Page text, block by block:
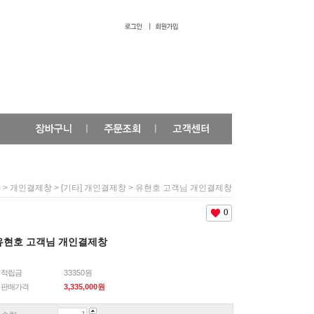
> 개인결제창 > [기타] 개인결제창 > 유현호 고객님 개인결제창
0
현호 고객님 개인결제창
적립금
33350원
판매가격
3,335,000원